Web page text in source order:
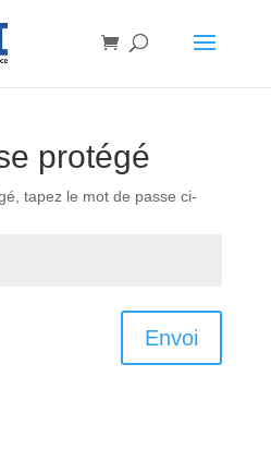
protégé
tapez le mot de passe ci-
Envoi